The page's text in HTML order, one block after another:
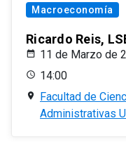
Macroeconomía
Ricardo Reis,
11 de Marzo de
14:00
Facultad de
Administrativas